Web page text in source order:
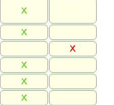
X
X
X
X
X
X